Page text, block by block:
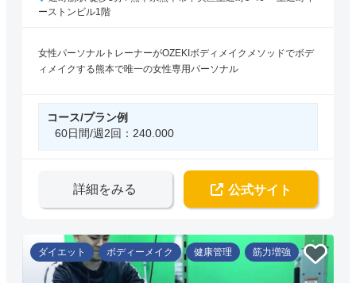
ーストンビル1階
女性パーソナルトレーナーがOZEKIボディメイクメソッドでボデ
ィメイクする熊本で唯一の女性専用パーソナル
コース/プラン例
60日間/週2回：240.000
詳細をみる 公式サイト
ダイエット ボディーメイク 健康管理 筋力増強